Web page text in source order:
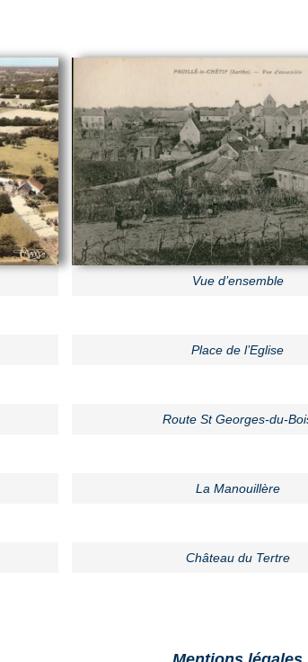
Vue d’ensemble
Place de l’Eglise
Route St Georges-du-
La Manouillère
Château du Tertre